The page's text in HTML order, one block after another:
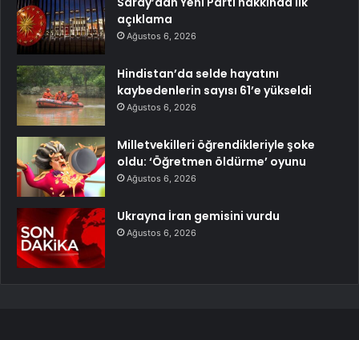
açıklama
Ağustos 6, 2026
Hindistan’da selde hayatını
kaybedenlerin sayısı 61’e yükseldi
Ağustos 6, 2026
Milletvekilleri öğrendikleriyle şoke
oldu: ‘Öğretmen öldürme’ oyunu
Ağustos 6, 2026
Ukrayna İran gemisini vurdu
Ağustos 6, 2026